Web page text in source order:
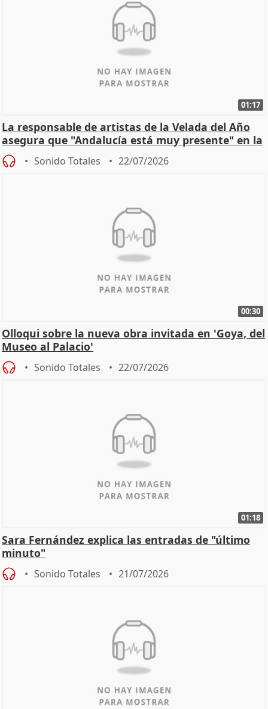
01:17
La responsable de artistas de la Velada del Año
asegura que "Andalucía está muy presente" en la
cita
Sonido Totales 22/07/2026
00:30
Olloqui sobre la nueva obra invitada en 'Goya, del
Museo al Palacio'
Sonido Totales 22/07/2026
01:18
Sara Fernández explica las entradas de "último
minuto"
Sonido Totales 21/07/2026